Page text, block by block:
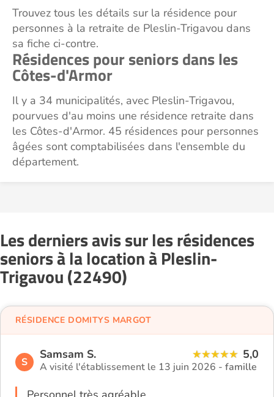
Trouvez tous les détails sur la résidence pour
personnes à la retraite de Pleslin-Trigavou dans
sa fiche ci-contre.
Résidences pour seniors dans les
Côtes-d'Armor
Il y a 34 municipalités, avec Pleslin-Trigavou,
pourvues d'au moins une résidence retraite dans
les Côtes-d'Armor. 45 résidences pour personnes
âgées sont comptabilisées dans l'ensemble du
département.
Les derniers avis sur les résidences
seniors à la location à Pleslin-
Trigavou (22490)
S
Samsam S. 5,0
A visité l'établissement le 13 juin 2026 - famille
RÉSIDENCE DOMITYS MARGOT